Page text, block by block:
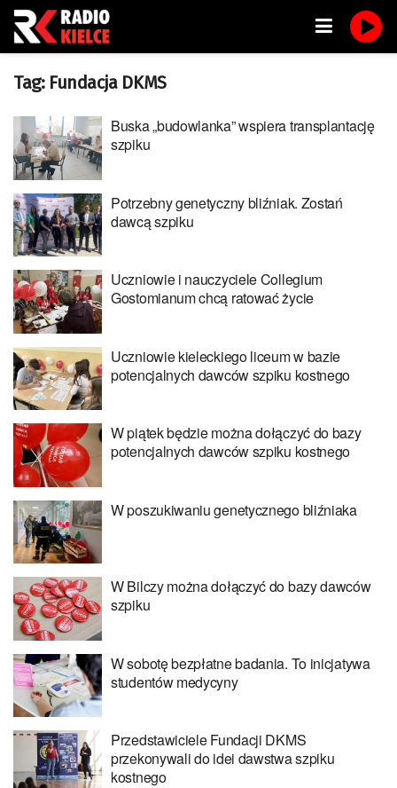
Tag: Fundacja DKMS
Buska „budowlanka” wspiera transplantację
szpiku
Potrzebny genetyczny bliźniak. Zostań
dawcą szpiku
Uczniowie i nauczyciele Collegium
Gostomianum chcą ratować życie
Uczniowie kieleckiego liceum w bazie
potencjalnych dawców szpiku kostnego
W piątek będzie można dołączyć do bazy
potencjalnych dawców szpiku kostnego
W poszukiwaniu genetycznego bliźniaka
W Bilczy można dołączyć do bazy dawców
szpiku
W sobotę bezpłatne badania. To inicjatywa
studentów medycyny
Przedstawiciele Fundacji DKMS
przekonywali do idei dawstwa szpiku
kostnego